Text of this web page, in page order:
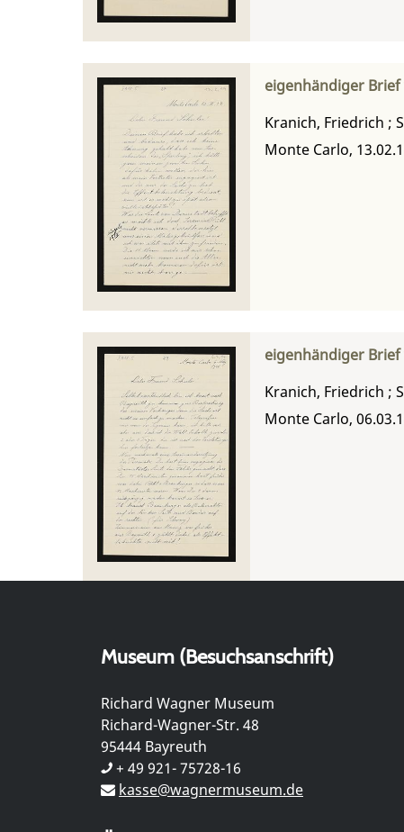
eigenhändiger
Kranich, Friedrich ;
Monte Carlo,
eigenhändiger
Kranich, Friedrich ;
Monte Carlo,
Museum (Besuchsanschrift)
Richard Wagner Museum
Richard-Wagner-Str. 48
95444 Bayreuth
+ 49 921- 75728-16
kasse@wagnermuseum.de